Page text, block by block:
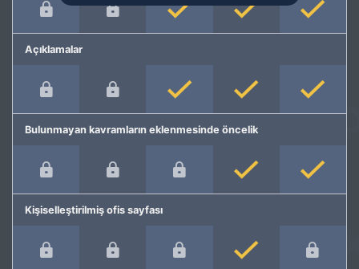
Açıklamalar
Bulunmayan kavramların eklenmesinde öncelik
Kişiselleştirilmiş ofis sayfası